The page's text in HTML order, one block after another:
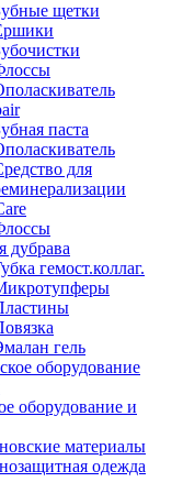
щетки
паста
для
дубрава
гемост.коллаг.
гель
оборудование и
материалы
одежда